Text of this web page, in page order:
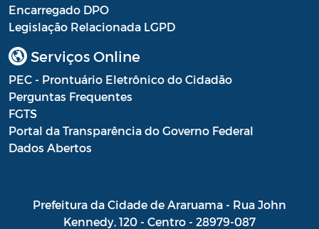
Encarregado DPO
Legislação Relacionada LGPD
Serviços Online
PEC - Prontuário Eletrônico do Cidadão
Perguntas Frequentes
FGTS
Portal da Transparência do Governo Federal
Dados Abertos
Prefeitura da Cidade de Araruama - Rua John
Kennedy, 120 - Centro - 28979-087